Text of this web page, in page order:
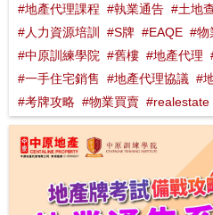
#地產代理課程 #執業通告 #土地
#人力資源培訓 #S牌 #EAQE #物
#中原訓練學院 #舊樓 #地產代理
#一手住宅銷售 #地產代理協議 #
#考牌攻略 #物業買賣 #realestate